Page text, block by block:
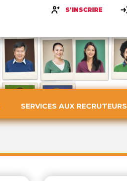
S'INSCRIRE
SERVICES AUX RECRUTEURS